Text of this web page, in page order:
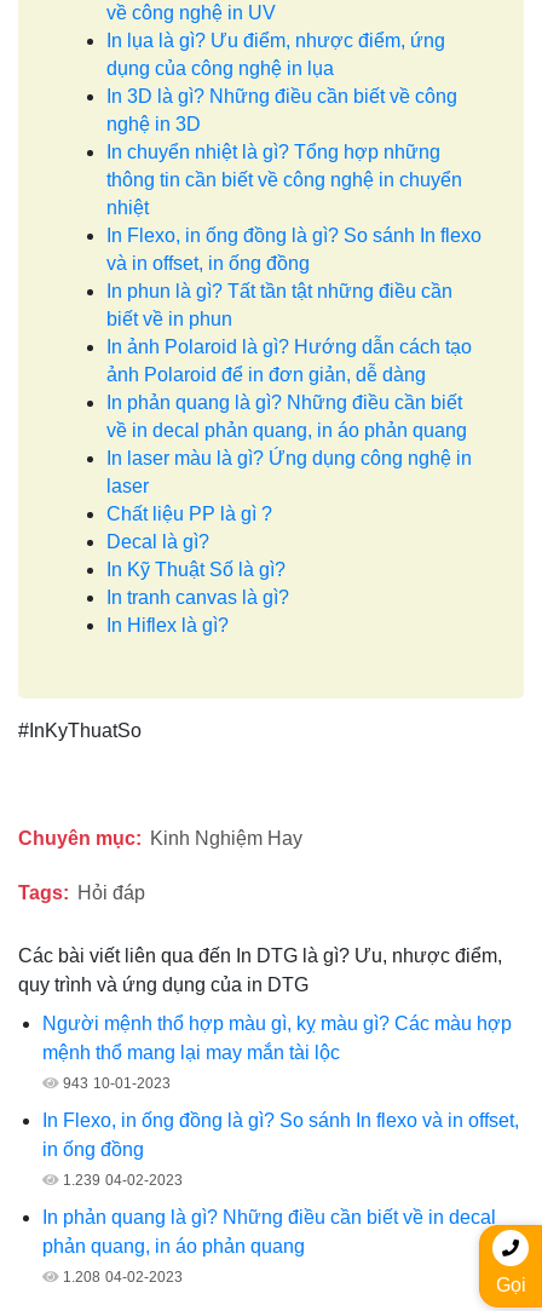
về công nghệ in UV
In lụa là gì? Ưu điểm, nhược điểm, ứng
dụng của công nghệ in lụa
In 3D là gì? Những điều cần biết về công
nghệ in 3D
In chuyển nhiệt là gì? Tổng hợp những
thông tin cần biết về công nghệ in chuyển
nhiệt
In Flexo, in ống đồng là gì? So sánh In flexo
và in offset, in ống đồng
In phun là gì? Tất tần tật những điều cần
biết về in phun
In ảnh Polaroid là gì? Hướng dẫn cách tạo
ảnh Polaroid để in đơn giản, dễ dàng
In phản quang là gì? Những điều cần biết
về in decal phản quang, in áo phản quang
In laser màu là gì? Ứng dụng công nghệ in
laser
Chất liệu PP là gì ?
Decal là gì?
In Kỹ Thuật Số là gì?
In tranh canvas là gì?
In Hiflex là gì?
#InKyThuatSo
Chuyên mục: Kinh Nghiệm Hay
Tags: Hỏi đáp
Các bài viết liên qua đến In DTG là gì? Ưu, nhược điểm,
quy trình và ứng dụng của in DTG
Người mệnh thổ hợp màu gì, kỵ màu gì? Các màu hợp
mệnh thổ mang lại may mắn tài lộc
943 10-01-2023
In Flexo, in ống đồng là gì? So sánh In flexo và in offset,
in ống đồng
1.239 04-02-2023
In phản quang là gì? Những điều cần biết về in decal
phản quang, in áo phản quang
1.208 04-02-2023 Gọi